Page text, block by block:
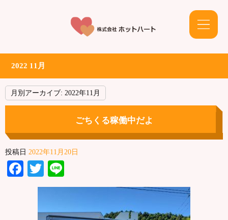
2022 11月
月別アーカイブ: 2022年11月
ごちくる稼働中だよ
投稿日 2022年11月20日
Facebook
Twitter